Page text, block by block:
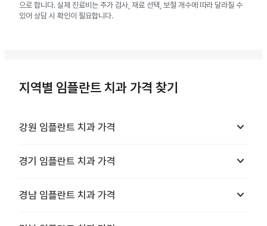
으로 합니다. 실제 진료비는 추가 검사, 재료 선택, 보철 개수에 따라 달라질 수
있어 상담 시 확인이 필요합니다.
지역별 임플란트 치과 가격 찾기
강원 임플란트 치과 가격 keyboard_arrow_down
경기 임플란트 치과 가격 keyboard_arrow_down
경남 임플란트 치과 가격 keyboard_arrow_down